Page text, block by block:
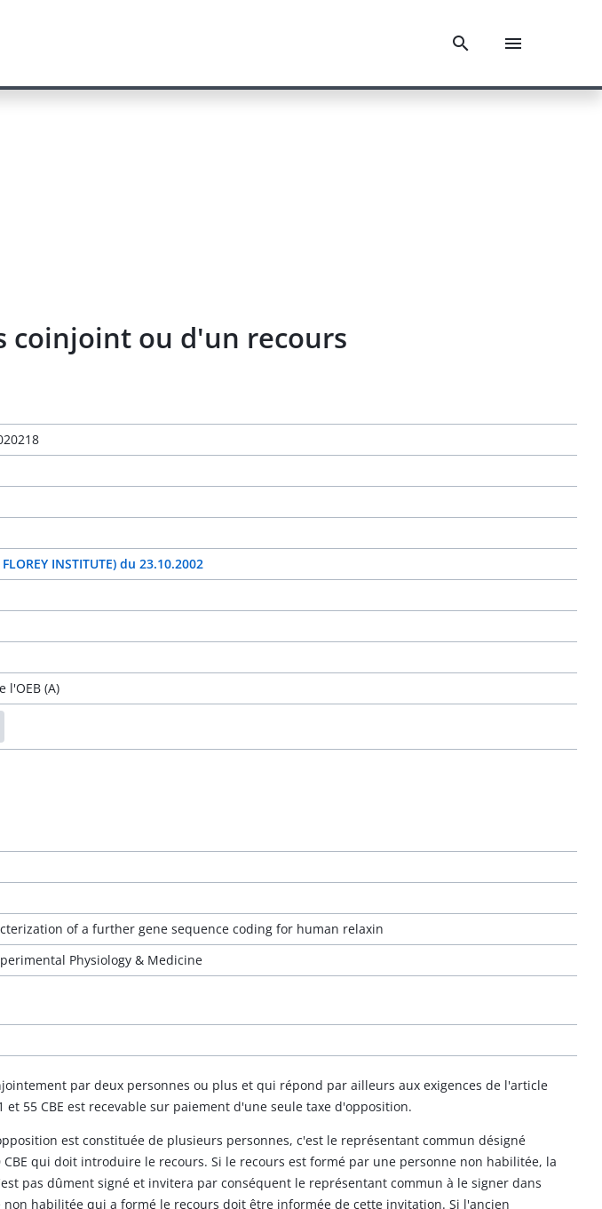
coinjoint ou d'un recours
INSTITUTE) du 23.10.2002
l'OEB (A)
of a further gene sequence coding for human relaxin
Physiology & Medicine
par deux personnes ou plus et qui répond par ailleurs aux exigences de l'article
et 55 CBE est recevable sur paiement d'une seule taxe d'opposition.
est constituée de plusieurs personnes, c'est le représentant commun désigné
qui doit introduire le recours. Si le recours est formé par une personne non habilitée, la
pas dûment signé et invitera par conséquent le représentant commun à le signer dans
non habilitée qui a formé le recours doit être informée de cette invitation. Si l'ancien